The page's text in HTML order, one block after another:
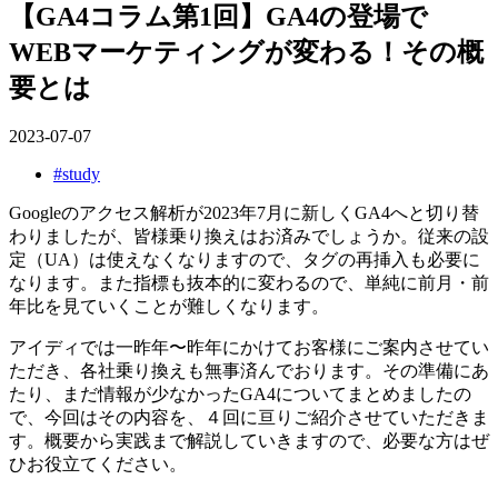
【GA4コラム第1回】GA4の登場で
WEBマーケティングが変わる！その概
要とは
2023-07-07
#study
Googleのアクセス解析が2023年7月に新しくGA4へと切り替
わりましたが、皆様乗り換えはお済みでしょうか。従来の設
定（UA）は使えなくなりますので、タグの再挿入も必要に
なります。また指標も抜本的に変わるので、単純に前月・前
年比を見ていくことが難しくなります。
アイディでは一昨年〜昨年にかけてお客様にご案内させてい
ただき、各社乗り換えも無事済んでおります。その準備にあ
たり、まだ情報が少なかったGA4についてまとめましたの
で、今回はその内容を、４回に亘りご紹介させていただきま
す。概要から実践まで解説していきますので、必要な方はぜ
ひお役立てください。